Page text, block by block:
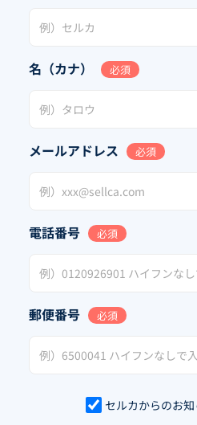
名（カナ） 必須
メールアドレス 必須
電話番号 必須
郵便番号 必須
セルカからのお